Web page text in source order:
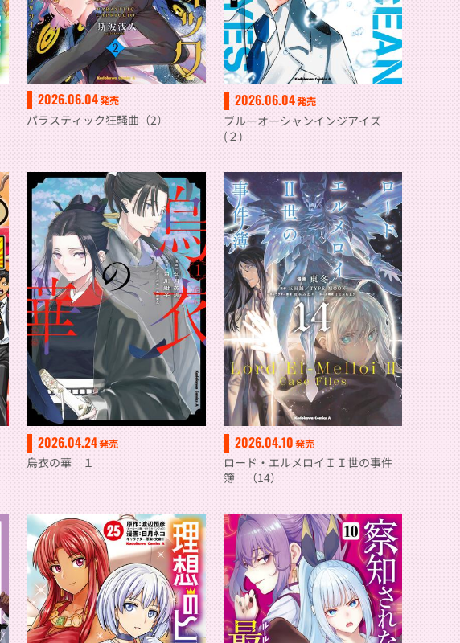
2026.06.04発売
パラスティック狂騒曲（2）
2026.06.04発売
ブルーオーシャンインジアイズ
(２)
2026.04.24発売
烏衣の華 １
2026.04.10発売
ロード・エルメロイＩＩ世の事件
簿 （14）